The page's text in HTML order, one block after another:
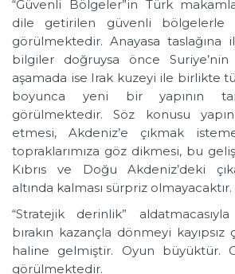
“Güvenli Bölgeler”in Türk
dile getirilen güvenli bölgelerle
görülmektedir. Anayasa taslağına
bilgiler doğruysa önce
aşamada ise Irak kuzeyi ile birlikte
boyunca yeni bir yapının
görülmektedir. Söz konusu
etmesi, Akdeniz’e çıkmak
topraklarımıza göz dikmesi, bu
Kıbrıs ve Doğu Akdeniz’deki
altında kalması sürpriz olmayacaktır.
“Stratejik derinlik”
bırakın kazançla dönmeyi kayıpsız
haline gelmiştir. Oyun büyüktür.
görülmektedir.